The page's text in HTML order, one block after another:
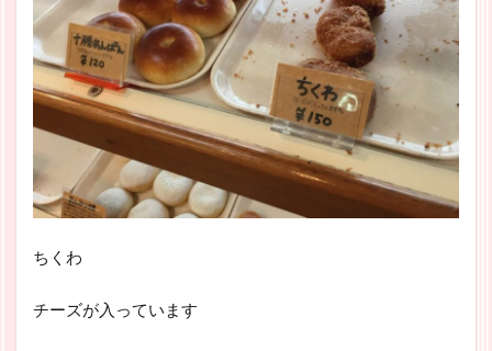
ちくわ
チーズが入っています